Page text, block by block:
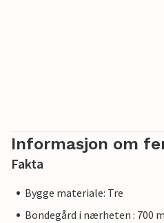
Informasjon om
Fakta
Bygge materiale: Tre
Bondegård i nærheten : 700 m